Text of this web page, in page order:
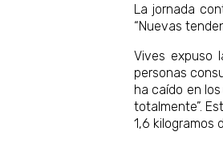
La jornada
“Nuevas
Vives expuso
personas
ha caído en
totalmente”.
1,6 kilogramos